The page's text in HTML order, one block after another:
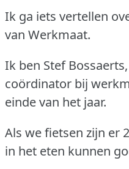
Ik ga iets vertellen
van Werkmaat.
Ik ben Stef
coördinator bij
einde van het jaar.
Als we fietsen zijn er
in het eten kunnen